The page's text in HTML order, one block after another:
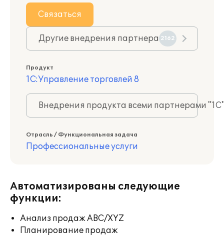
Связаться
Другие внедрения партнера 2162
Продукт
1С:Управление торговлей 8
Внедрения продукта всеми партнерами
Отрасль / Функциональная задача
Профессиональные услуги
Автоматизированы следующие
функции:
Анализ продаж ABC/XYZ
Планирование продаж